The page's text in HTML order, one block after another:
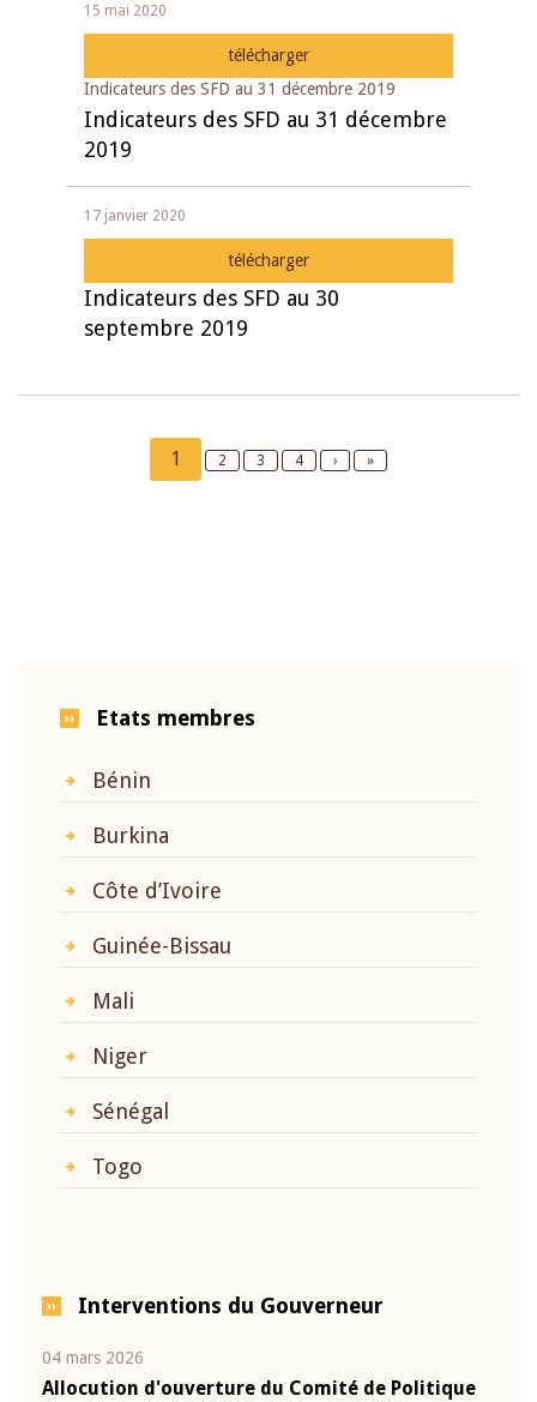
15 mai 2020
télécharger
Indicateurs des SFD au 31 décembre 2019
Indicateurs des SFD au 31 décembre
2019
17 janvier 2020
télécharger
Indicateurs des SFD au 30
septembre 2019
Current
page
1 Page
2 Page
3 Page
4
Next
›
Last
»
Etats membres
Bénin
Burkina
Côte d’Ivoire
Guinée-Bissau
Mali
Niger
Sénégal
Togo
Interventions du Gouverneur
04 mars 2026
Allocution d'ouverture du Comité de Politique